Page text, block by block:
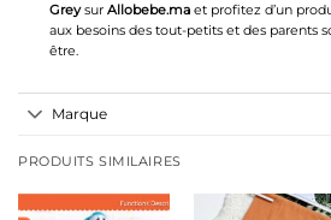
Greysur Allobebe.maet profitez d’un
aux besoins des tout-petits et des parents
être.
Marque
PRODUITS SIMILAIRES